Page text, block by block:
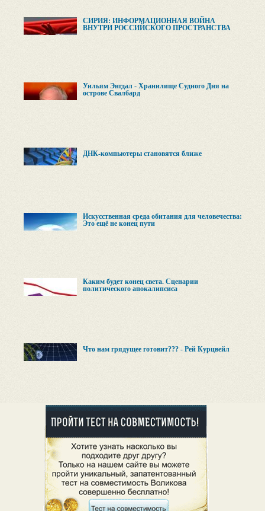
СИРИЯ: ИНФОРМАЦИОННАЯ ВОЙНА
ВНУТРИ РОССИЙСКОГО ПРОСТРАНСТВА
Уильям Энгдал - Хранилище Судного Дня на
острове Свалбард
ДНК-компьютеры становятся ближе
Искусственная среда обитания для человечества:
Это ещё не конец пути
Каким будет конец света. Сценарии
политического апокалипсиса
Что нам грядущее готовит??? - Рей Курцвейл